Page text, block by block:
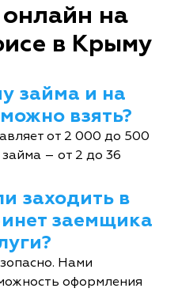
на
в Крыму
займа и на
взять?
от 2 000 до 500
– от 2 до 36
заходить в
заемщика
Нами
оформления